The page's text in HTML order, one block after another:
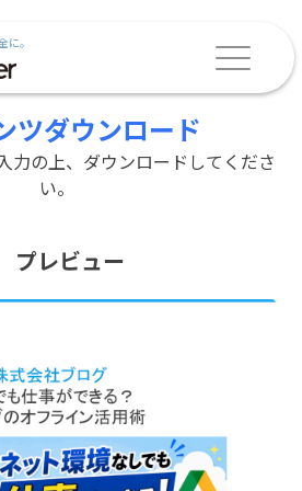
。
ツダウンロード
力の上、ダウンロードしてくださ
い。
プレビュー